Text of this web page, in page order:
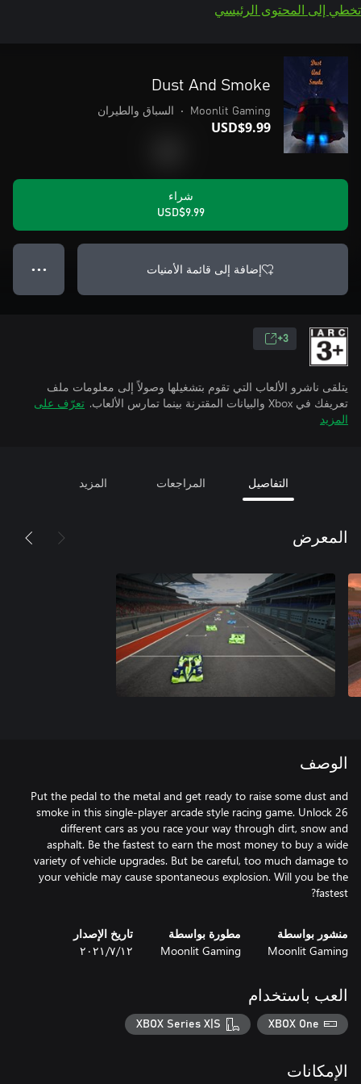
تخطي إلى المحتوى الرئيسي
Dust And Smoke
Moonlit Gaming
• السباق والطيران
USD$9.99
شراء
USD$9.99
إضافة إلى قائمة الأمنيات ● ● ●
3+
يتلقى ناشرو الألعاب التي تقوم بتشغيلها وصولاً إلى معلومات ملف
تعريفك في Xbox والبيانات المقترنة بينما تمارس الألعاب.
تعرّف على
المزيد
التفاصيل المراجعات المزيد
المعرض
الوصف
Put the pedal to the metal and get ready to raise some dust and
smoke in this single-player arcade style racing game. Unlock 26
different cars as you race your way through dirt, snow and
asphalt. Be the fastest to earn the most money to buy a wide
variety of vehicle upgrades. But be careful, too much damage to
your vehicle may cause spontaneous explosion. Will you be the
fastest?
منشور بواسطة
Moonlit Gaming
مطورة بواسطة
Moonlit Gaming
تاريخ الإصدار
١٢‏/٧‏/٢٠٢١
العب باستخدام
XBOX One
XBOX Series X|S
الإمكانات